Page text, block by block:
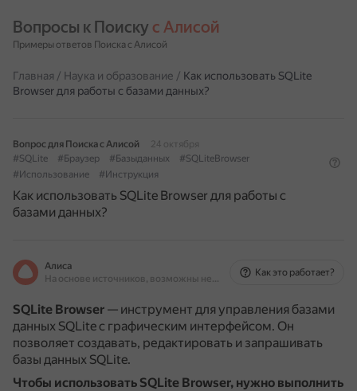
Вопросы к Поиску с Алисой
Примеры ответов Поиска с Алисой
Главная / Наука и образование / Как использовать SQLite
Browser для работы с базами данных?
Вопрос для Поиска с Алисой
24 октября
#SQLite
#Браузер #Базыданных
#SQLiteBrowser
#Использование
#Инструкция
Как использовать SQLite Browser для работы с
базами данных?
Алиса
На основе источников, возможны неточности
Как это работает?
SQLite Browser — инструмент для управления базами
данных SQLite с графическим интерфейсом. Он
позволяет создавать, редактировать и запрашивать
базы данных SQLite.
Чтобы использовать SQLite Browser, нужно выполнить